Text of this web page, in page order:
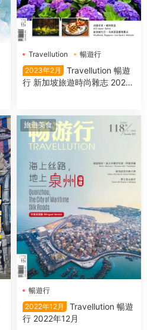
Travellution
暢遊行
2023年2月
Travellution 暢遊
行 新加坡旅遊時尚雜志 2023
旅遊美食
暢遊行
2022年12月
Travellution 暢遊
行 2022年12月